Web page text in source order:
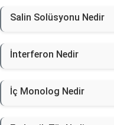
Salin Solüsyonu Nedir
İnterferon Nedir
İç Monolog Nedir